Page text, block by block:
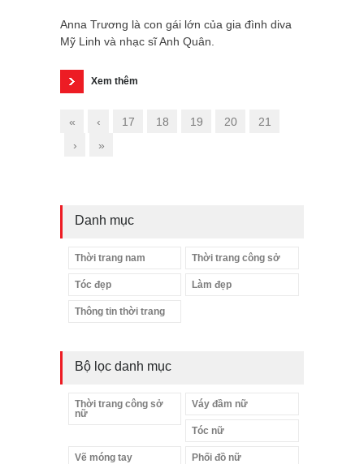
Anna Trương là con gái lớn của gia đình diva
Mỹ Linh và nhạc sĩ Anh Quân.
Xem thêm
« ‹ 17 18 19 20
21
›
»
Danh mục
Thời trang nam Thời trang công sở
Tóc đẹp Làm đẹp
Thông tin thời trang
Bộ lọc danh mục
Thời trang công sở
nữ
Váy đầm nữ
Tóc nữ
Vẽ móng tay Phối đồ nữ